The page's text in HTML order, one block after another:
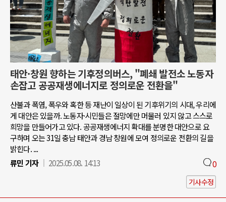
태안·창원 향하는 기후정의버스, "폐쇄 발전소 노동자
손잡고 공공재생에너지로 정의로운 전환을"
산불과 폭염, 폭우와 혹한 등 재난이 일상이 된 기후위기의 시대, 우리에
게 대안은 있을까. 노동자·시민들은 절망에만 머물러 있지 않고 스스로
희망을 만들어가고 있다. 공공재생에너지 확대를 분명한 대안으로 요
구하며 오는 31일 충남 태안과 경남 창원에 모여 정의로운 전환의 길을
밝힌다. ...
류민 기자
2025.05.08. 14:13 0
기사수정